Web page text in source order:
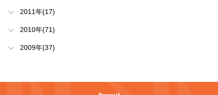
2011年(17)
2010年(71)
2009年(37)